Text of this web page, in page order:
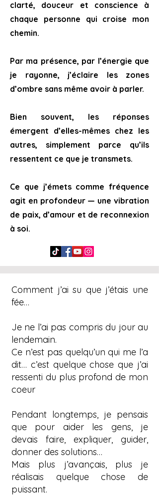
clarté, douceur et conscience à
chaque personne qui croise mon
chemin.
Par ma présence, par l’énergie que
je rayonne, j’éclaire les zones
d’ombre sans même avoir à parler.
Bien souvent, les réponses
émergent d’elles-mêmes chez les
autres, simplement parce qu’ils
ressentent ce que je transmets.
Ce que j’émets comme fréquence
agit en profondeur — une vibration
de paix, d’amour et de reconnexion
à soi.
Comment j’ai su que j’étais une
fée…
Je ne l’ai pas compris du jour au
lendemain.
Ce n’est pas quelqu’un qui me l’a
dit… c’est quelque chose que j’ai
ressenti du plus profond de mon
coeur
Pendant longtemps, je pensais
que pour aider les gens, je
devais faire, expliquer, guider,
donner des solutions…
Mais plus j’avançais, plus je
réalisais quelque chose de
puissant.